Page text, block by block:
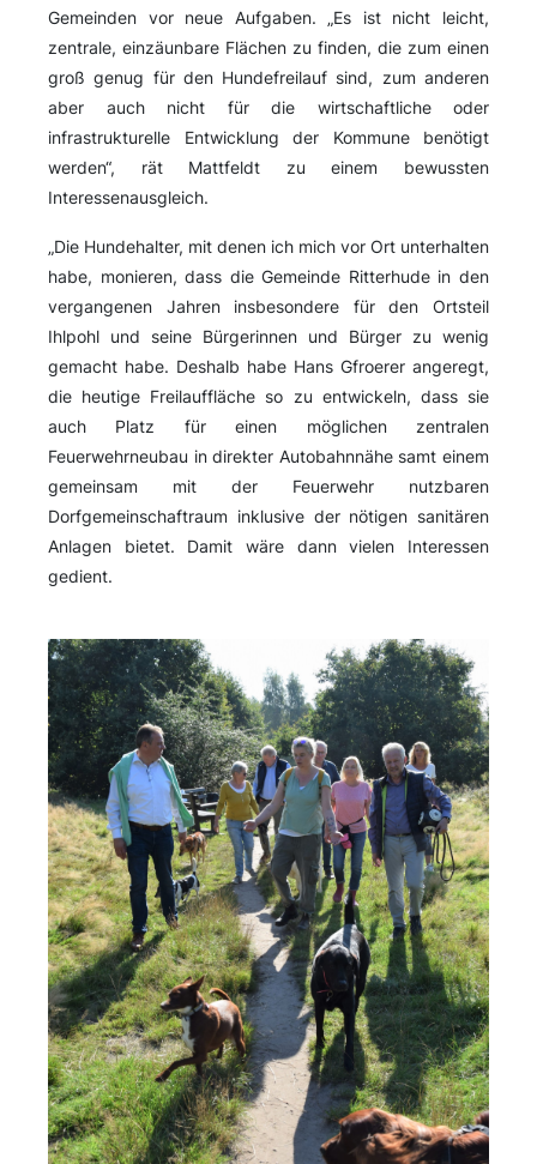
Gemeinden vor neue Aufgaben. „Es ist nicht leicht,
zentrale, einzäunbare Flächen zu finden, die zum einen
groß genug für den Hundefreilauf sind, zum anderen
aber auch nicht für die wirtschaftliche oder
infrastrukturelle Entwicklung der Kommune benötigt
werden“, rät Mattfeldt zu einem bewussten
Interessenausgleich.
„Die Hundehalter, mit denen ich mich vor Ort unterhalten
habe, monieren, dass die Gemeinde Ritterhude in den
vergangenen Jahren insbesondere für den Ortsteil
Ihlpohl und seine Bürgerinnen und Bürger zu wenig
gemacht habe. Deshalb habe Hans Gfroerer angeregt,
die heutige Freilauffläche so zu entwickeln, dass sie
auch Platz für einen möglichen zentralen
Feuerwehrneubau in direkter Autobahnnähe samt einem
gemeinsam mit der Feuerwehr nutzbaren
Dorfgemeinschaftraum inklusive der nötigen sanitären
Anlagen bietet. Damit wäre dann vielen Interessen
gedient.